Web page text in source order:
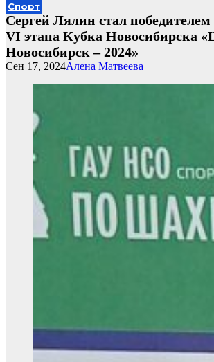
Спорт
Сергей Лялин стал победителем
VI этапа Кубка Новосибирска
Новосибирск – 2024»
Алена Матвеева
Сен 17, 2024